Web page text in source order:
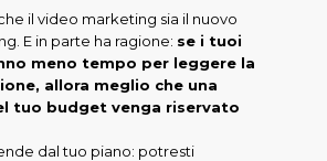
il video marketing sia il nuovo
E in parte ha ragione: se i tuoi
meno tempo per leggere la
allora meglio che una
tuo budget venga riservato
dal tuo piano: potresti